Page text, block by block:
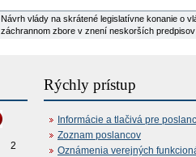
Návrh vlády na skrátené legislatívne konanie o
záchrannom zbore v znení neskorších
2
Rýchly prístup
Informácie a tlačivá pre
Zoznam poslancov
Oznámenia verejných